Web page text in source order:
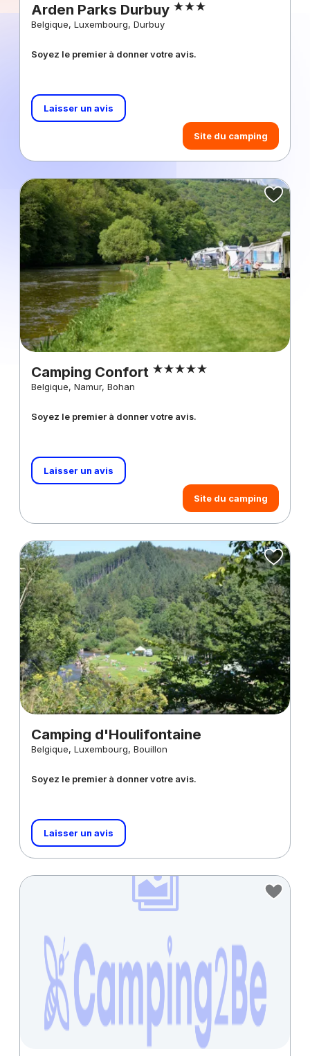
Arden Parks Durbuy
Belgique, Luxembourg, Durbuy
Soyez le premier à donner votre avis.
Laisser un avis
Site du camping
Camping Confort
Belgique, Namur, Bohan
Soyez le premier à donner votre avis.
Laisser un avis
Site du camping
Camping d'Houlifontaine
Belgique, Luxembourg, Bouillon
Soyez le premier à donner votre avis.
Laisser un avis